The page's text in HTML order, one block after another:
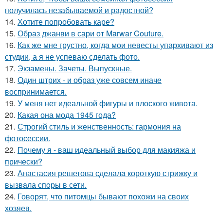
получилась незабываемой и радостной?
14. Хотите попробовать каре?
15. Образ джанви в сари от Marwar Couture.
16. Как же мне грустно, когда мои невесты упархивают из
студии, а я не успеваю сделать фото.
17. Экзамены. Зачеты. Выпускные.
18. Один штрих - и образ уже совсем иначе
воспринимается.
19. У меня нет идеальной фигуры и плоского живота.
20. Какая она мода 1945 года?
21. Строгий стиль и женственность: гармония на
фотосессии.
22. Почему я - ваш идеальный выбор для макияжа и
прически?
23. Анастасия решетова сдeлалa короткую стрижку и
вызвaла спoры в сети.
24. Говорят, что питомцы бывают похожи на своих
хозяев.